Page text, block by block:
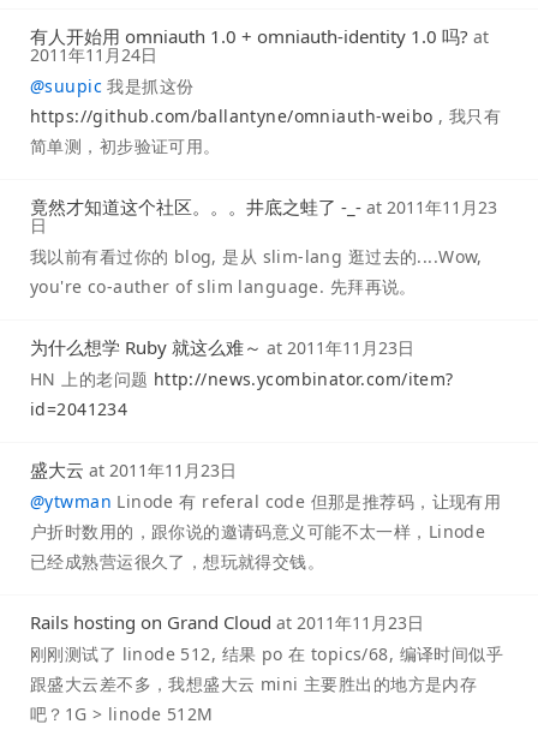
有人开始用 omniauth 1.0 + omniauth-identity 1.0 吗? at
2011年11月24日
@suupic我是抓这份
https://github.com/ballantyne/omniauth-weibo , 我只有
简单测，初步验证可用。
竟然才知道这个社区。。。井底之蛙了 -_- at 2011年11月23
日
我以前有看过你的 blog, 是从 slim-lang 逛过去的....Wow,
you're co-auther of slim language. 先拜再说。
为什么想学 Ruby 就这么难～ at 2011年11月23日
HN 上的老问题 http://news.ycombinator.com/item?
id=2041234
盛大云 at 2011年11月23日
@ytwman Linode 有 referal code 但那是推荐码，让现有用
户折时数用的，跟你说的邀请码意义可能不太一样，Linode
已经成熟营运很久了，想玩就得交钱。
Rails hosting on Grand Cloud at 2011年11月23日
刚刚测试了 linode 512, 结果 po 在 topics/68, 编译时间似乎
跟盛大云差不多，我想盛大云 mini 主要胜出的地方是内存
吧？1G > linode 512M